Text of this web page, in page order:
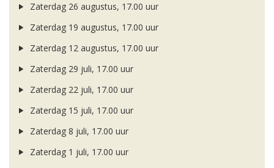
Zaterdag 26 augustus, 17.00 uur
Zaterdag 19 augustus, 17.00 uur
Zaterdag 12 augustus, 17.00 uur
Zaterdag 29 juli, 17.00 uur
Zaterdag 22 juli, 17.00 uur
Zaterdag 15 juli, 17.00 uur
Zaterdag 8 juli, 17.00 uur
Zaterdag 1 juli, 17.00 uur